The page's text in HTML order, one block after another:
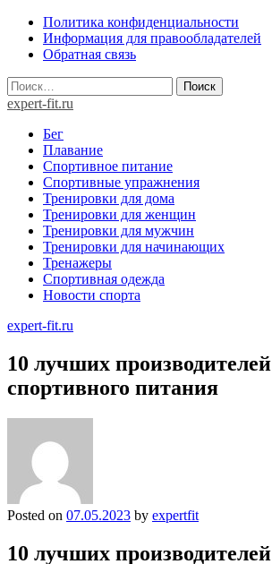
Skip
content
Политика конфиденциальности
Информация для правообладателей
Обратная связь
Найти:
expert-fit.ru
Бег
Плавание
Спортивное питание
Спортивные упражнения
Тренировки для дома
Тренировки для женщин
Тренировки для мужчин
Тренировки для начинающих
Тренажеры
Спортивная одежда
Новости спорта
expert-fit.ru
10 лучших производителей
спортивного питания
Posted on 07.05.2023 by expertfit
10 лучших производителей